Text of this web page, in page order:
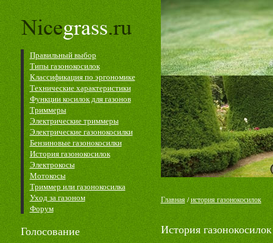
Правильный выбор
Типы газонокосилок
Классификация по эргономике
Технические характеристики
Функции косилок для газонов
Триммеры
Электрические триммеры
Электрические газонокосилки
Бензиновые газонокосилки
История газонокосилок
Электрокосы
Мотокосы
Триммер или газонокосилка
Уход за газоном
Форум
Голосование
Главная/история газонокосилок
История газонокосилок